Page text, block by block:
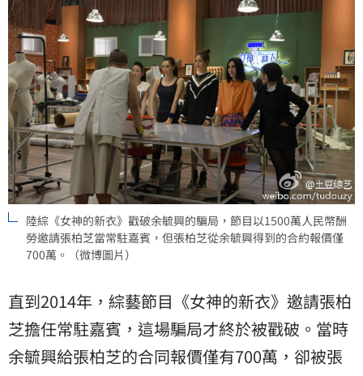
陸綜《女神的新衣》戳破余毓興的騙局，節目以1500萬人民幣酬
勞邀請張柏芝當常駐嘉賓，但張柏芝從余毓興得到的合約報價僅
700萬。（微博圖片）
直到2014年，綜藝節目《女神的新衣》邀請張柏
芝擔任常駐嘉賓，這場騙局才終於被戳破。當時
余毓興給張柏芝的合同報價僅有700萬，卻被張